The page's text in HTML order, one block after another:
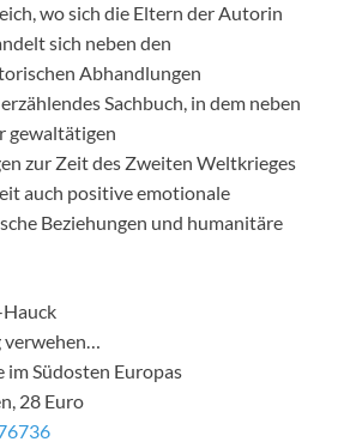
wo sich die Eltern der Autorin
sich neben den
Abhandlungen
Sachbuch, in dem neben
gewaltätigen
zur Zeit des Zweiten Weltkrieges
auch positive emotionale
Beziehungen und humanitäre
verwehen…
Südosten Europas
28 Euro